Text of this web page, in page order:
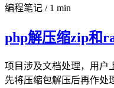
编程笔记 / 1 min
php解压缩zip和
项目涉及文档处理，用户
先将压缩包解压后再作处